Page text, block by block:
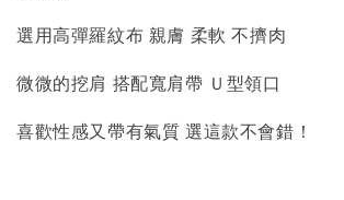
選用高彈羅紋布 親膚 柔軟 不擠肉
微微的挖肩 搭配寬肩帶 Ｕ型領口
喜歡性感又帶有氣質 選這款不會錯！